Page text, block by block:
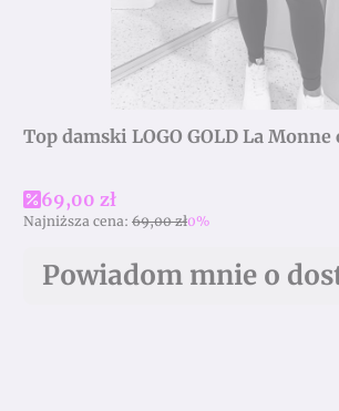
Cena promocyjna
69,00 zł
Najniższa cena: 69,00 zł0%
Powiadom mnie o